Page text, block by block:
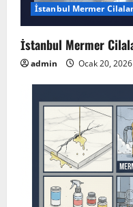
İstanbul Mermer
İstanbul Mermer
admin Ocak 20, 2026